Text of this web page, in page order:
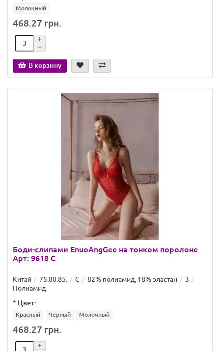
Молочный
468.27 грн.
В корзину
Боди-слипами EnuoAngGee на тонком поролоне
Арт: 9618 C
Китай 75.80.85. C 82% полиамид, 18% эластан
3
Полиамид
* Цвет:
Красный Черный Молочный
468.27 грн.